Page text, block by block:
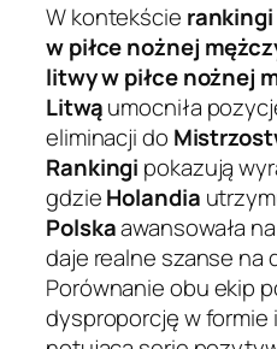
W kontekście
w piłce nożnej
litwy w piłce nożnej
Litwąumocniła
eliminacji do
Rankingi pokazują
gdzieHolandia
Polskaawansowała na
daje realne szanse na
Porównanie obu ekip
dysproporcję w formie